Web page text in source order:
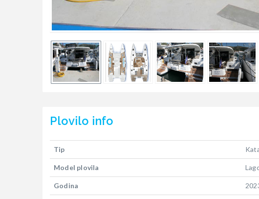
Plovilo info
Tip
Model plovila
Godina